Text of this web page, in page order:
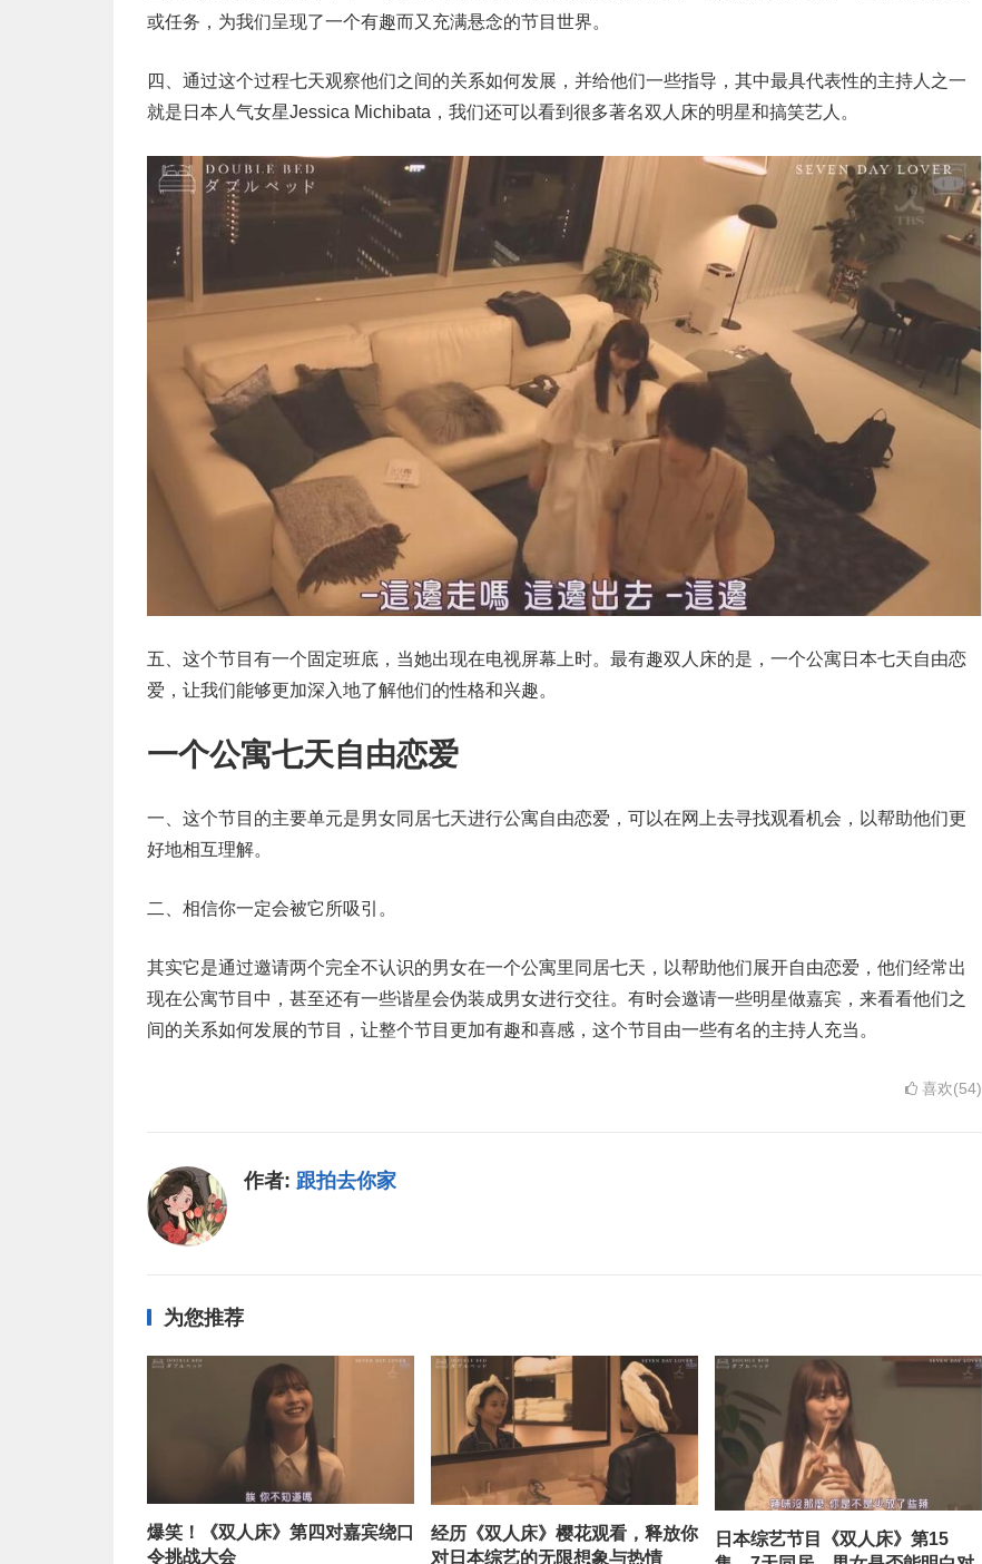
或任务，为我们呈现了一个有趣而又充满悬念的节目世界。
四、通过这个过程七天观察他们之间的关系如何发展，并给他们一些指导，其中最具代表性的主持人之一
就是日本人气女星Jessica Michibata，我们还可以看到很多著名双人床的明星和搞笑艺人。
五、这个节目有一个固定班底，当她出现在电视屏幕上时。最有趣双人床的是，一个公寓日本七天自由恋
爱，让我们能够更加深入地了解他们的性格和兴趣。
一个公寓七天自由恋爱
一、这个节目的主要单元是男女同居七天进行公寓自由恋爱，可以在网上去寻找观看机会，以帮助他们更
好地相互理解。
二、相信你一定会被它所吸引。
其实它是通过邀请两个完全不认识的男女在一个公寓里同居七天，以帮助他们展开自由恋爱，他们经常出
现在公寓节目中，甚至还有一些谐星会伪装成男女进行交往。有时会邀请一些明星做嘉宾，来看看他们之
间的关系如何发展的节目，让整个节目更加有趣和喜感，这个节目由一些有名的主持人充当。
喜欢(54)
作者: 跟拍去你家
为您推荐
爆笑！《双人床》第四对嘉宾绕口
令挑战大会
经历《双人床》樱花观看，释放你
对日本综艺的无限想象与热情
日本综艺节目《双人床》第15